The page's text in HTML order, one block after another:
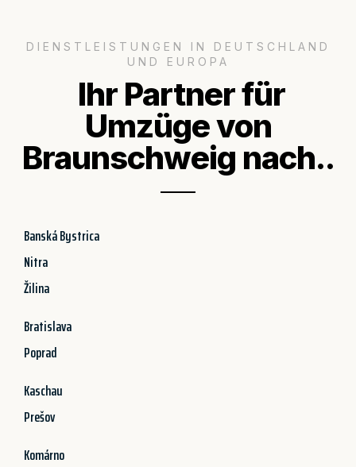
DIENSTLEISTUNGEN IN DEUTSCHLAND
UND EUROPA
Ihr Partner für
Umzüge von
Braunschweig nach..
Banská Bystrica
Nitra
Žilina
Bratislava
Poprad
Kaschau
Prešov
Komárno